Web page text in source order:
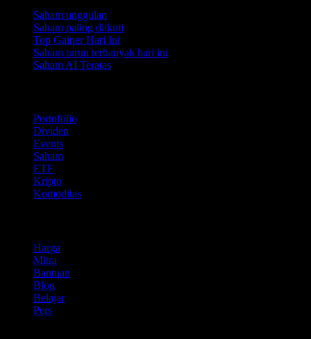
Saham unggulan
Saham paling diikuti
Top Gainer Hari Ini
Saham turun terbanyak hari ini
Saham AI Teratas
Portofolio
Dividen
Events
Saham
ETF
Kripto
Komoditas
Harga
Mitra
Bantuan
Blog
Belajar
Pers